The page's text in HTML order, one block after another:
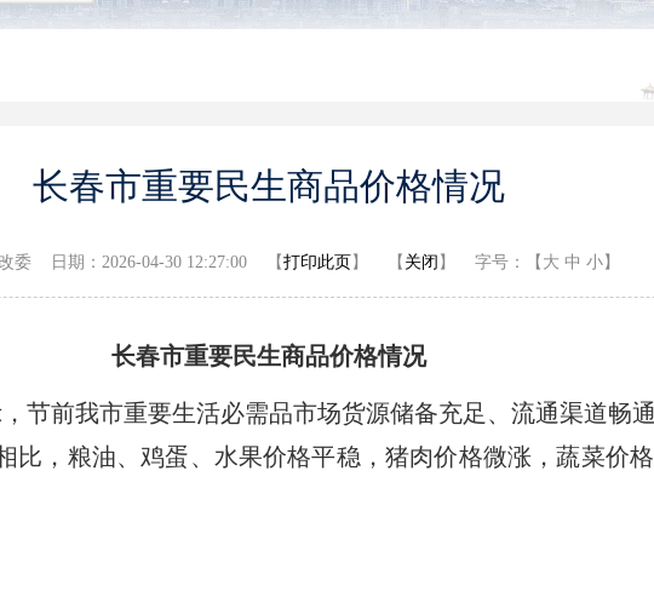
长春市重要民生商品价格情况
委 日期：2026-04-30 12:27:00 【 打印此页 】 【 关闭 】 字号： 【大 中 小 】
长春市重要民生商品价格情况
节前我市重要生活必需品市场货源储备充足、流通渠道畅
比，粮油、鸡蛋、水果价格平稳，猪肉价格微涨，蔬菜价